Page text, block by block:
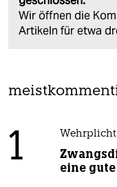
Wir öffnen die
Artikeln für etwa
1
eine